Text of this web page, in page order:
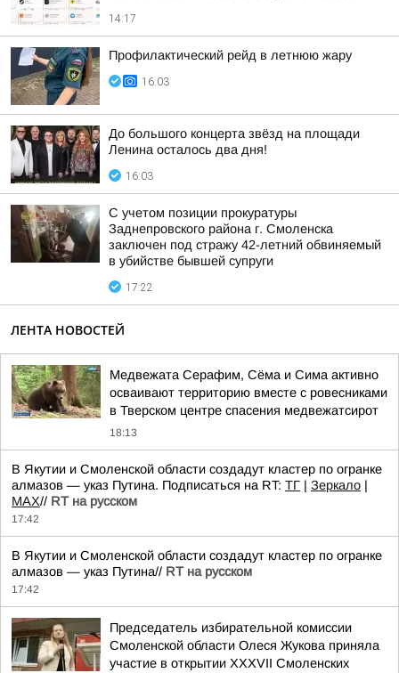
14:17
Профилактический рейд в летнюю жару
16:03
До большого концерта звёзд на площади
Ленина осталось два дня!
16:03
С учетом позиции прокуратуры
Заднепровского района г. Смоленска
заключен под стражу 42-летний обвиняемый
в убийстве бывшей супруги
17:22
ЛЕНТА НОВОСТЕЙ
Медвежата Серафим, Сёма и Сима активно
осваивают территорию вместе с ровесниками
в Тверском центре спасения медвежатсирот
18:13
В Якутии и Смоленской области создадут кластер по огранке
алмазов — указ Путина. Подписаться на RT: ТГ | Зеркало |
MAX// RT на русском
17:42
В Якутии и Смоленской области создадут кластер по огранке
алмазов — указ Путина// RT на русском
17:42
Председатель избирательной комиссии
Смоленской области Олеся Жукова приняла
участие в открытии XXXVII Смоленских